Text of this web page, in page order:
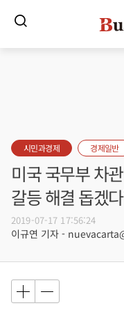
시민과경제 경제일반
미국 국무부 차
갈등 해결 돕겠
2019-07-17 17:56:24
이규연 기자 -